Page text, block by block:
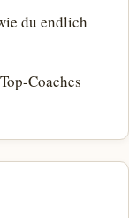
du endlich
Coaches